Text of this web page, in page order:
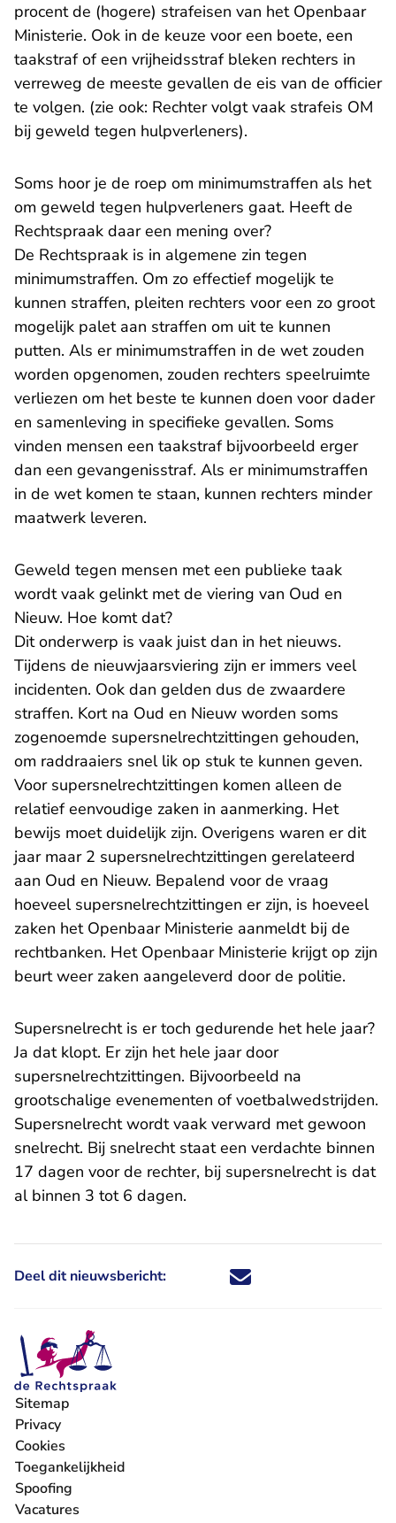
procent de (hogere) strafeisen van het Openbaar
Ministerie. Ook in de keuze voor een boete, een
taakstraf of een vrijheidsstraf bleken rechters in
verreweg de meeste gevallen de eis van de officier
te volgen. (zie ook: Rechter volgt vaak strafeis OM
bij geweld tegen hulpverleners).
Soms hoor je de roep om minimumstraffen als het
om geweld tegen hulpverleners gaat. Heeft de
Rechtspraak daar een mening over?
De Rechtspraak is in algemene zin tegen
minimumstraffen. Om zo effectief mogelijk te
kunnen straffen, pleiten rechters voor een zo groot
mogelijk palet aan straffen om uit te kunnen
putten. Als er minimumstraffen in de wet zouden
worden opgenomen, zouden rechters speelruimte
verliezen om het beste te kunnen doen voor dader
en samenleving in specifieke gevallen. Soms
vinden mensen een taakstraf bijvoorbeeld erger
dan een gevangenisstraf. Als er minimumstraffen
in de wet komen te staan, kunnen rechters minder
maatwerk leveren.
Geweld tegen mensen met een publieke taak
wordt vaak gelinkt met de viering van Oud en
Nieuw. Hoe komt dat?
Dit onderwerp is vaak juist dan in het nieuws.
Tijdens de nieuwjaarsviering zijn er immers veel
incidenten. Ook dan gelden dus de zwaardere
straffen. Kort na Oud en Nieuw worden soms
zogenoemde supersnelrechtzittingen gehouden,
om raddraaiers snel lik op stuk te kunnen geven.
Voor supersnelrechtzittingen komen alleen de
relatief eenvoudige zaken in aanmerking. Het
bewijs moet duidelijk zijn. Overigens waren er dit
jaar maar 2 supersnelrechtzittingen gerelateerd
aan Oud en Nieuw. Bepalend voor de vraag
hoeveel supersnelrechtzittingen er zijn, is hoeveel
zaken het Openbaar Ministerie aanmeldt bij de
rechtbanken. Het Openbaar Ministerie krijgt op zijn
beurt weer zaken aangeleverd door de politie.
​Supersnelrecht is er toch gedurende het hele jaar?
Ja dat klopt. Er zijn het hele jaar door
supersnelrechtzittingen. Bijvoorbeeld na
grootschalige evenementen of voetbalwedstrijden.
Supersnelrecht wordt vaak verward met gewoon
snelrecht. Bij snelrecht staat een verdachte binnen
17 dagen voor de rechter, bij supersnelrecht is dat
al binnen 3 tot 6 dagen.
Deel dit nieuwsbericht: Deel dit nieuwsbericht via X -
Deel dit nieuwsbericht via
Deel dit nieuwsbericht
Deel dit
Sitemap
Privacy
Cookies
Toegankelijkheid
Spoofing
Vacatures
- U verlaat Rechtspraak.nl